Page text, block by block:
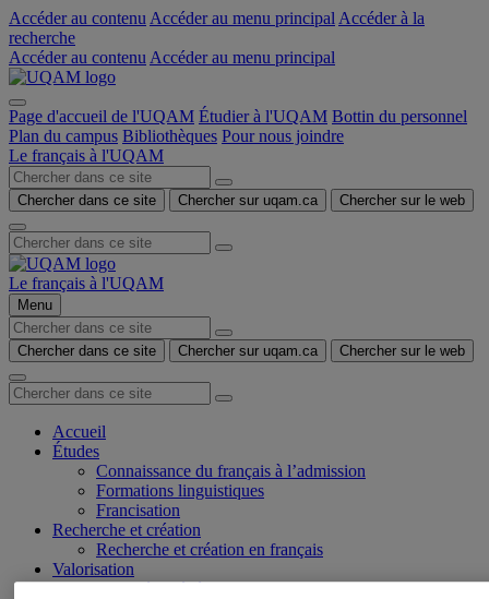
Accéder au contenu Accéder au menu principal Accéder à la
recherche
Accéder au contenu Accéder au menu principal
Page d'accueil de l'UQAM Étudier à l'UQAM Bottin du personnel
Plan du campus Bibliothèques Pour nous joindre
Le français à l'UQAM
Chercher dans ce site Chercher sur uqam.ca Chercher sur le web
Le français à l'UQAM
Menu
Chercher dans ce site Chercher sur uqam.ca Chercher sur le web
Accueil
Études
Connaissance du français à l’admission
Formations linguistiques
Francisation
Recherche et création
Recherche et création en français
Valorisation
Activités et événements